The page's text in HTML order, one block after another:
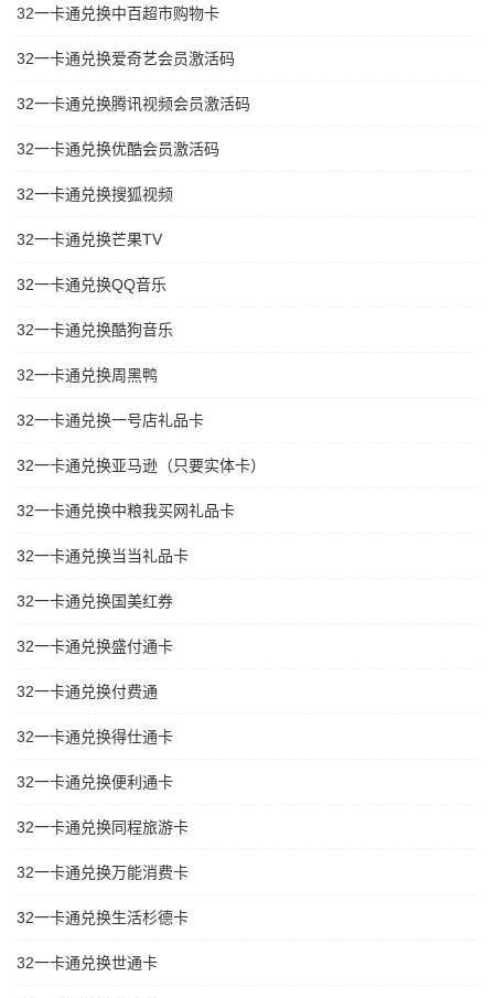
32一卡通兑换中百超市购物卡
32一卡通兑换爱奇艺会员激活码
32一卡通兑换腾讯视频会员激活码
32一卡通兑换优酷会员激活码
32一卡通兑换搜狐视频
32一卡通兑换芒果TV
32一卡通兑换QQ音乐
32一卡通兑换酷狗音乐
32一卡通兑换周黑鸭
32一卡通兑换一号店礼品卡
32一卡通兑换亚马逊（只要实体卡）
32一卡通兑换中粮我买网礼品卡
32一卡通兑换当当礼品卡
32一卡通兑换国美红券
32一卡通兑换盛付通卡
32一卡通兑换付费通
32一卡通兑换得仕通卡
32一卡通兑换便利通卡
32一卡通兑换同程旅游卡
32一卡通兑换万能消费卡
32一卡通兑换生活杉德卡
32一卡通兑换世通卡